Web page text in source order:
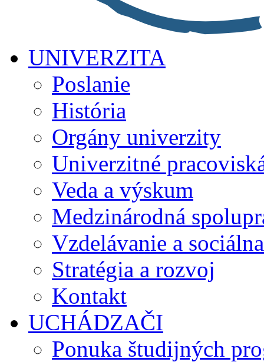
UNIVERZITA
Poslanie
História
Orgány univerzity
Univerzitné
Veda a výskum
Medzinárodná
Vzdelávanie a
Stratégia a rozvoj
Kontakt
UCHÁDZAČI
Ponuka študijných